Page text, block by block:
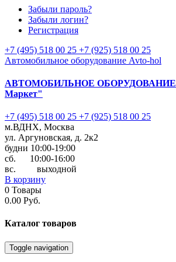
Забыли пароль?
Забыли логин?
Регистрация
+7 (495) 518 00 25 +7 (925) 518 00 25
Автомобильное оборудование Avto-hol
АВТОМОБИЛЬНОЕ ОБОРУДОВАНИЕ
Маркет"
+7 (495) 518 00 25 +7 (925) 518 00 25
м.ВДНХ, Москва
ул. Аргуновская, д. 2к2
будни 10:00-19:00
cб. 10:00-16:00
вс. выходной
В корзину
0 Товары
0.00 Руб.
Каталог товаров
Toggle navigation